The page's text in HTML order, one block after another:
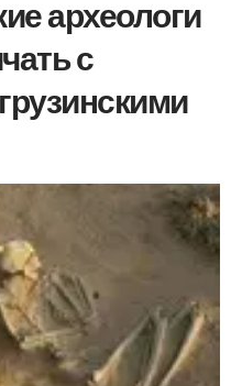
археологи
с